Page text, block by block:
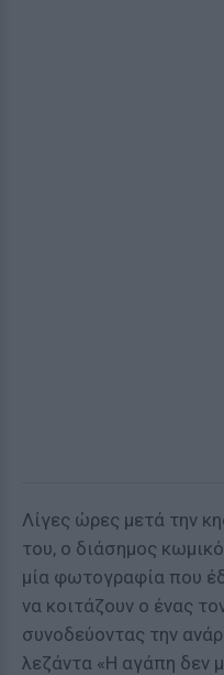
Λίγες ώρες μετά την
του, ο διάσημος
μία φωτογραφία που
να κοιτάζουν ο ένας
συνοδεύοντας την
λεζάντα «Η αγάπη δεν